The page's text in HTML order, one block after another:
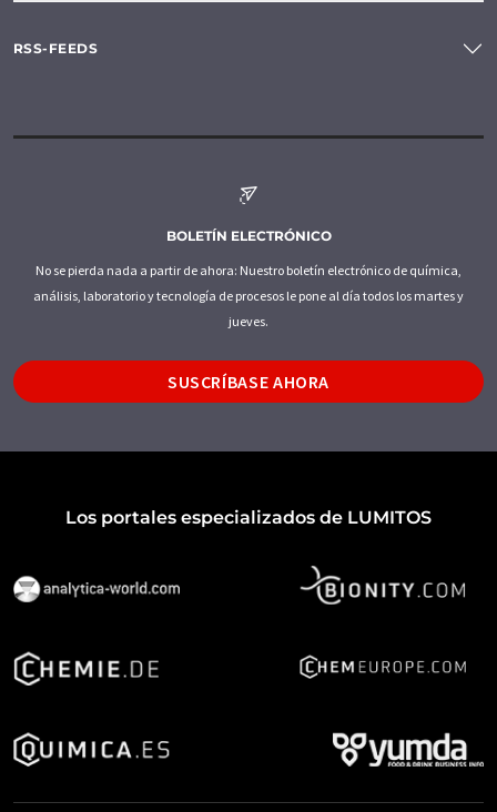
RSS-FEEDS
BOLETÍN ELECTRÓNICO
No se pierda nada a partir de ahora: Nuestro boletín electrónico de química,
análisis, laboratorio y tecnología de procesos le pone al día todos los martes y
jueves.
SUSCRÍBASE AHORA
Los portales especializados de LUMITOS